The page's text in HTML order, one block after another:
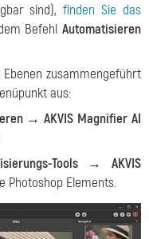
sind),finden Sie das
BefehlAutomatisieren
zusammengeführt
aus:
→ AKVIS Magnifier AI
Tools → AKVIS
Photoshop Elements.